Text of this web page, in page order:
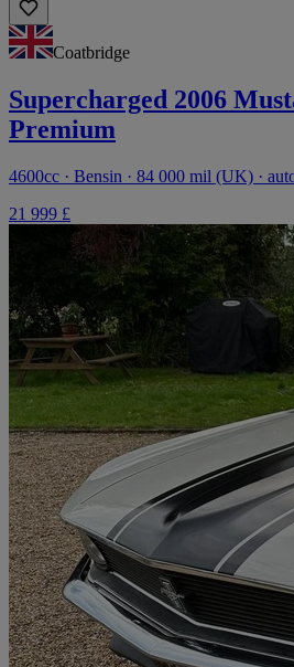
Coatbridge
Supercharged 2006
Premium
4600cc · Bensin · 84 000 mil (UK) ·
21 999 £